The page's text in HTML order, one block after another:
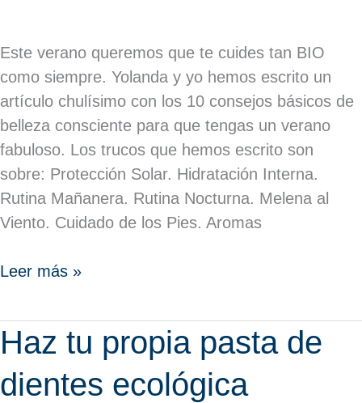
Este verano queremos que te cuides tan BIO
como siempre. Yolanda y yo hemos escrito un
artículo chulísimo con los 10 consejos básicos de
belleza consciente para que tengas un verano
fabuloso. Los trucos que hemos escrito son
sobre: Protección Solar. Hidratación Interna.
Rutina Mañanera. Rutina Nocturna. Melena al
Viento. Cuidado de los Pies. Aromas
Verano
Leer más »
Haz tu propia pasta de
dientes ecológica
Haz
tu
propia